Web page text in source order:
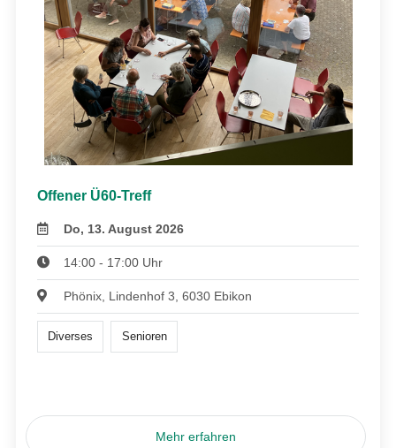
Offener Ü60-Treff
Do, 13. August 2026
14:00 - 17:00 Uhr
Phönix, Lindenhof 3, 6030 Ebikon
Diverses Senioren
Mehr erfahren